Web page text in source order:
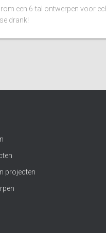
een 6-tal ontwerpen voor
drank!
projecten